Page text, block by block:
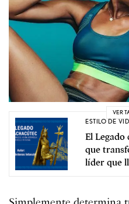
VER
ESTILO DE
El Legado
que
líder que